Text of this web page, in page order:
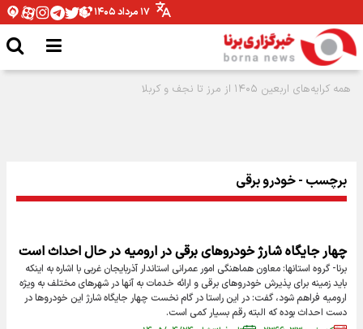
۱۷ مرداد ۱۴۰۵
برچسب - خودرو برقی
چهار جایگاه شارژ خودروهای برقی در ارومیه در حال احداث است
برنا- گروه استانها: معاون هماهنگی امور عمرانی استاندار آذربایجان غربی با اشاره به اینکه
باید زمینه برای پذیرش خودروهای برقی و ارائه خدمات به آنها در شهرهای مختلف به ویژه
ارومیه فراهم شود، گفت: در این راستا در گام نخست چهار جایگاه شارژ این خودروها در
دست احداث بوده که البته رقم بسیار کمی است.